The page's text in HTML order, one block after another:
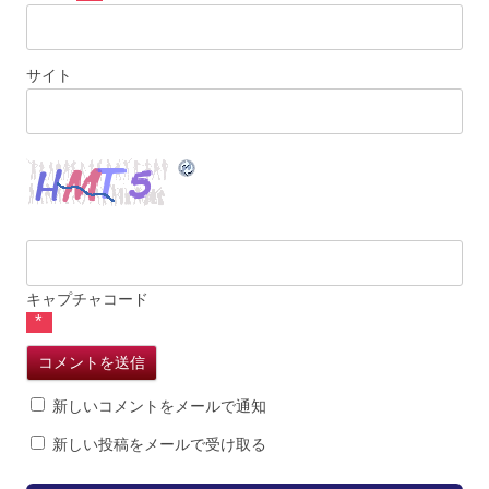
サイト
キャプチャコード
*
新しいコメントをメールで通知
新しい投稿をメールで受け取る